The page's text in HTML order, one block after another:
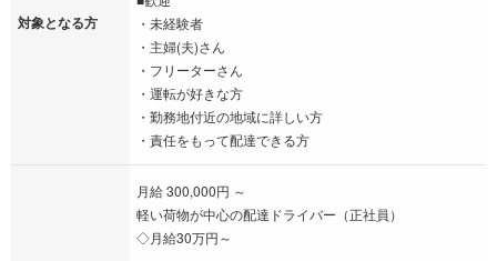
対象となる方
・未経験者
・主婦(夫)さん
・フリーターさん
・運転が好きな方
・勤務地付近の地域に詳しい方
・責任をもって配達できる方
月給 300,000円 ～
軽い荷物が中心の配達ドライバー（正社員）
◇月給30万円～